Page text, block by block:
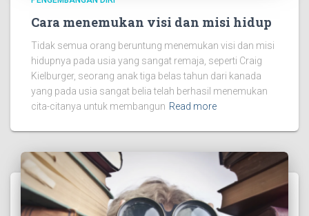
Cara menemukan visi dan misi hidup
Tidak semua orang beruntung menemukan visi dan misi
hidupnya pada usia yang sangat remaja, seperti Craig
Kielburger, seorang anak tiga belas tahun dari kanada
yang pada usia sangat belia telah berhasil menemukan
cita-citanya untuk membangun Read more